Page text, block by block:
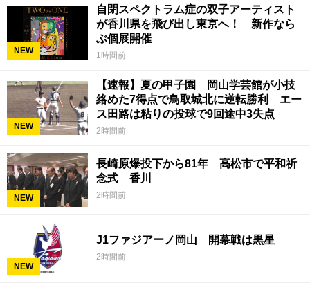
NEW
自閉スペクトラム症の双子アーティスト
が香川県を飛び出し東京へ！ 新作なら
ぶ個展開催
1時間前
NEW
【速報】夏の甲子園 岡山学芸館が小技
絡めた7得点で鳥取城北に逆転勝利 エー
ス田路は粘りの投球で9回途中3失点
2時間前
NEW
長崎原爆投下から81年 高松市で平和祈
念式 香川
2時間前
NEW
J1ファジアーノ岡山 開幕戦は黒星
2時間前